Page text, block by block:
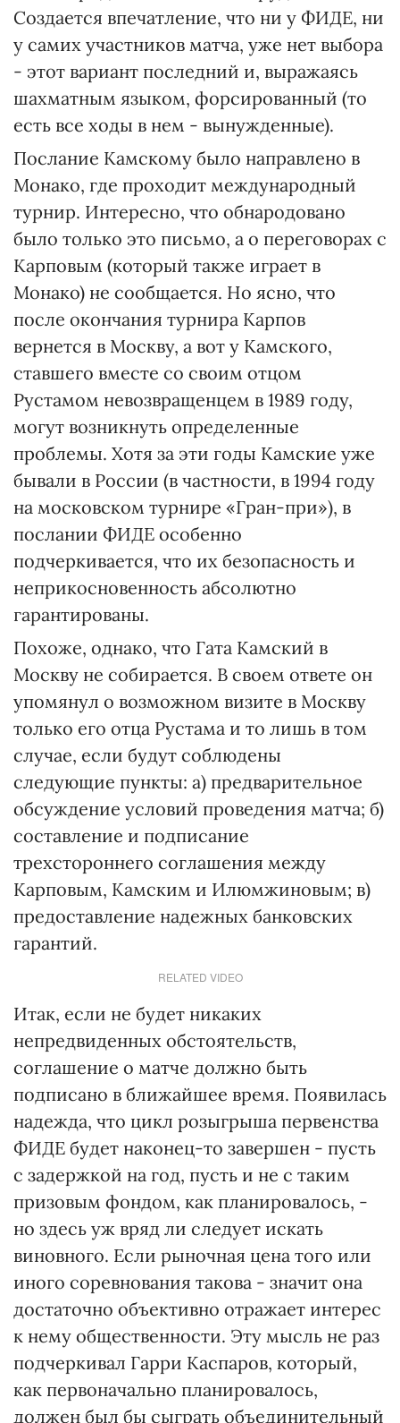
Создается впечатление, что ни у ФИДЕ, ни
у самих участников матча, уже нет выбора
- этот вариант последний и, выражаясь
шахматным языком, форсированный (то
есть все ходы в нем - вынужденные).
Послание Камскому было направлено в
Монако, где проходит международный
турнир. Интересно, что обнародовано
было только это письмо, а о переговорах с
Карповым (который также играет в
Монако) не сообщается. Но ясно, что
после окончания турнира Карпов
вернется в Москву, а вот у Камского,
ставшего вместе со своим отцом
Рустамом невозвращенцем в 1989 году,
могут возникнуть определенные
проблемы. Хотя за эти годы Камские уже
бывали в России (в частности, в 1994 году
на московском турнире «Гран-при»), в
послании ФИДЕ особенно
подчеркивается, что их безопасность и
неприкосновенность абсолютно
гарантированы.
Похоже, однако, что Гата Камский в
Москву не собирается. В своем ответе он
упомянул о возможном визите в Москву
только его отца Рустама и то лишь в том
случае, если будут соблюдены
следующие пункты: а) предварительное
обсуждение условий проведения матча; б)
составление и подписание
трехстороннего соглашения между
Карповым, Камским и Илюмжиновым; в)
предоставление надежных банковских
гарантий.
RELATED VIDEO
Итак, если не будет никаких
непредвиденных обстоятельств,
соглашение о матче должно быть
подписано в ближайшее время. Появилась
надежда, что цикл розыгрыша первенства
ФИДЕ будет наконец-то завершен - пусть
с задержкой на год, пусть и не с таким
призовым фондом, как планировалось, -
но здесь уж вряд ли следует искать
виновного. Если рыночная цена того или
иного соревнования такова - значит она
достаточно объективно отражает интерес
к нему общественности. Эту мысль не раз
подчеркивал Гарри Каспаров, который,
как первоначально планировалось,
должен был бы сыграть объединительный